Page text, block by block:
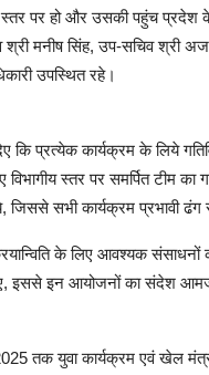
पर हो और उसकी पहुंच
मनीष सिंह, उप-सचिव श्री
उपस्थित रहे।
कि प्रत्येक कार्यक्रम के लिये
स्तर पर समर्पित टीम
जिससे सभी कार्यक्रम प्रभावी
के लिए आवश्यक
जाए, इससे इन आयोजनों का संदेश
तक युवा कार्यक्रम एवं खेल